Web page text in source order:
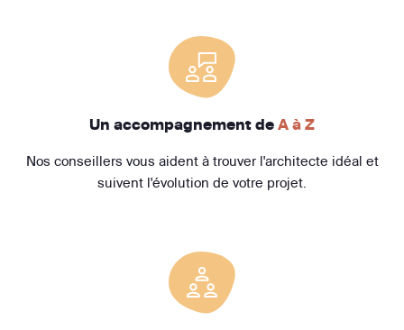
Un accompagnement de A à Z
Nos conseillers vous aident à trouver l'architecte idéal et
suivent l'évolution de votre projet.